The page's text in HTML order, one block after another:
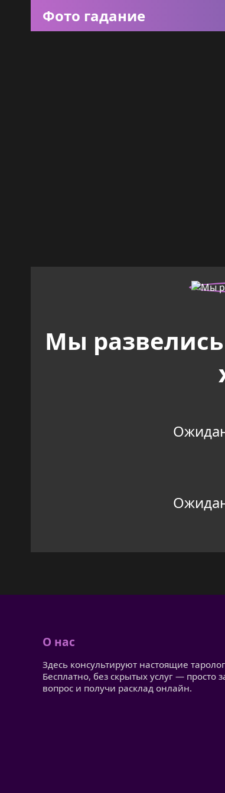
Фото гадание
Мы
О нас
Здесь консультируют настоящие
Бесплатно, без скрытых услуг — просто
вопрос и получи расклад онлайн.